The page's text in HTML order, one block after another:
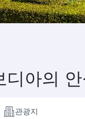
아의 안
관광지